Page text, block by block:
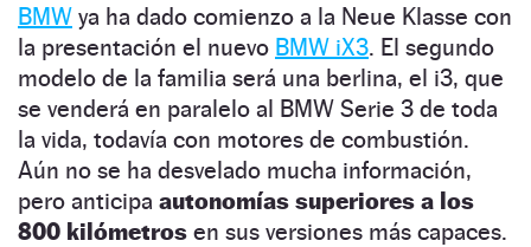
BMW ya ha dado comienzo a la Neue Klasse con
la presentación el nuevo BMW iX3. El segundo
modelo de la familia será una berlina, el i3, que
se venderá en paralelo al BMW Serie 3 de toda
la vida, todavía con motores de combustión.
Aún no se ha desvelado mucha información,
pero anticipa autonomías superiores a los
800 kilómetros en sus versiones más capaces.